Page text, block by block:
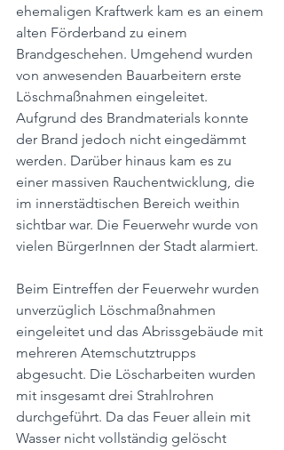
ehemaligen Kraftwerk kam es an einem
alten Förderband zu einem
Brandgeschehen. Umgehend wurden
von anwesenden Bauarbeitern erste
Löschmaßnahmen eingeleitet.
Aufgrund des Brandmaterials konnte
der Brand jedoch nicht eingedämmt
werden. Darüber hinaus kam es zu
einer massiven Rauchentwicklung, die
im innerstädtischen Bereich weithin
sichtbar war. Die Feuerwehr wurde von
vielen BürgerInnen der Stadt alarmiert.
Beim Eintreffen der Feuerwehr wurden
unverzüglich Löschmaßnahmen
eingeleitet und das Abrissgebäude mit
mehreren Atemschutztrupps
abgesucht. Die Löscharbeiten wurden
mit insgesamt drei Strahlrohren
durchgeführt. Da das Feuer allein mit
Wasser nicht vollständig gelöscht